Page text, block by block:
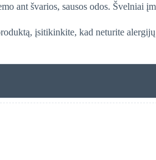
ant švarios, sausos odos. Švelniai
įsitikinkite, kad neturite